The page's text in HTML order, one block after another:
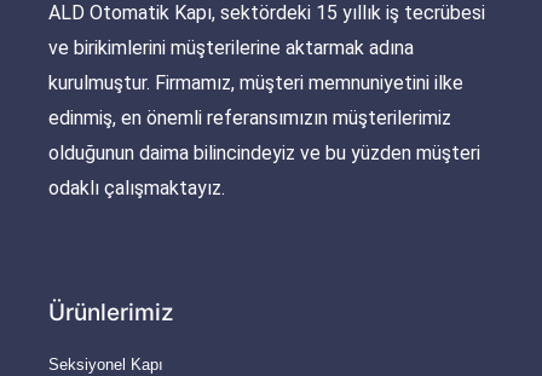
ALD Otomatik Kapı, sektördeki 15 yıllık iş tecrübesi
ve birikimlerini müşterilerine aktarmak adına
kurulmuştur. Firmamız, müşteri memnuniyetini ilke
edinmiş, en önemli referansımızın müşterilerimiz
olduğunun daima bilincindeyiz ve bu yüzden müşteri
odaklı çalışmaktayız.
Ürünlerimiz
Seksiyonel Kapı